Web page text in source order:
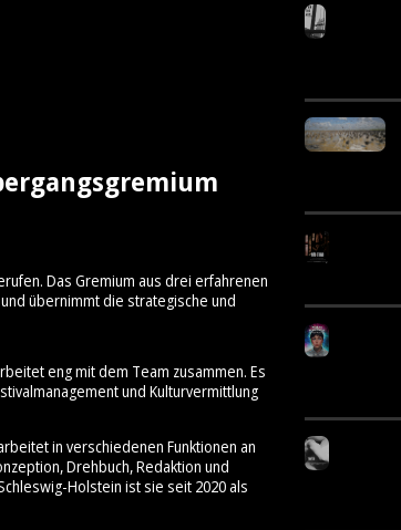
Das Gremium aus drei erfahrenen
übernimmt die strategische und
eng mit dem Team zusammen. Es
und Kulturvermittlung
in verschiedenen Funktionen an
Drehbuch, Redaktion und
Holstein ist sie seit 2020 als